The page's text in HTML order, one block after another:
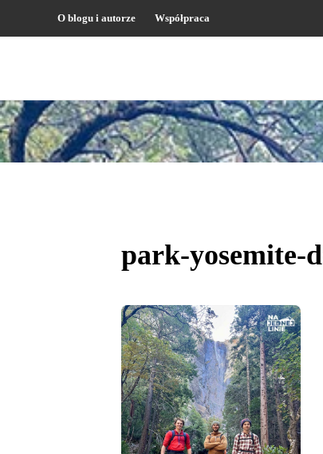
O blogu i autorze Współpraca
park-yosemite-